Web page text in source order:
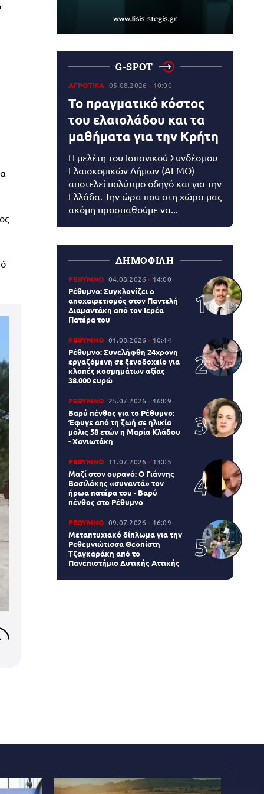
G-SPOT
ΑΓΡΟΤΙΚΑ 05.08.2026 10:00
Το πραγματικό κόστος
του ελαιολάδου και τα
μαθήματα για την Κρήτη
Η μελέτη του Ισπανικού Συνδέσμου
Ελαιοκομικών Δήμων (AEMO)
αποτελεί πολύτιμο οδηγό και για την
Ελλάδα. Την ώρα που στη χώρα μας
ακόμη προσπαθούμε να...
ΔΗΜΟΦΙΛΗ
ΡΕΘΥΜΝΟ 04.08.2026 14:00
Ρέθυμνο: Συγκλονίζει ο
αποχαιρετισμός στον Παντελή
Διαμαντάκη από τον Ιερέα
Πατέρα του
ΡΕΘΥΜΝΟ 01.08.2026 10:44
Ρέθυμνο: Συνελήφθη 24χρονη
εργαζόμενη σε ξενοδοχείο για
κλοπές κοσμημάτων αξίας
38.000 ευρώ
ΡΕΘΥΜΝΟ 25.07.2026 16:09
Βαρύ πένθος για το Ρέθυμνο:
Έφυγε από τη ζωή σε ηλικία
μόλις 58 ετών η Μαρία Κλάδου
- Χανιωτάκη
ΡΕΘΥΜΝΟ 11.07.2026 13:05
Μαζί στον ουρανό: Ο Γιάννης
Βασιλάκης «συναντά» τον
ήρωα πατέρα του - Βαρύ
πένθος στο Ρέθυμνο
ΡΕΘΥΜΝΟ 09.07.2026 16:09
Μεταπτυχιακό δίπλωμα για την
Ρεθεμνιώτισσα Θεοπίστη
Τζαγκαράκη από το
Πανεπιστήμιο Δυτικής Αττικής